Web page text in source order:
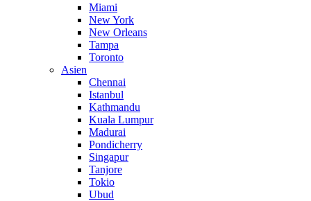
Miami
New York
New Orleans
Tampa
Toronto
Asien
Chennai
Istanbul
Kathmandu
Kuala Lumpur
Madurai
Pondicherry
Singapur
Tanjore
Tokio
Ubud